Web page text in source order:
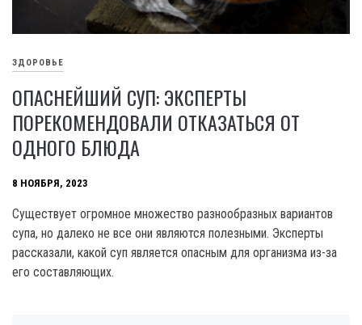
ЗДОРОВЬЕ
ОПАСНЕЙШИЙ СУП: ЭКСПЕРТЫ
ПОРЕКОМЕНДОВАЛИ ОТКАЗАТЬСЯ ОТ
ОДНОГО БЛЮДА
8 НОЯБРЯ, 2023
Существует огромное множество разнообразных вариантов
супа, но далеко не все они являются полезными. Эксперты
рассказали, какой суп является опасным для организма из-за
его составляющих.